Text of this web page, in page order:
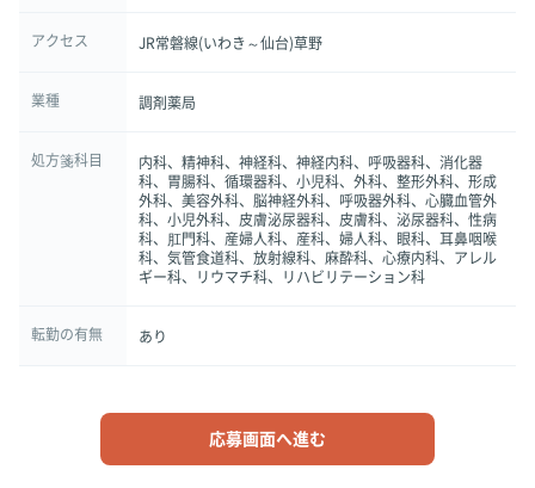
アクセス JR常磐線(いわき～仙台)草野
業種 調剤薬局
処方箋科目
内科、精神科、神経科、神経内科、呼吸器科、消化器
科、胃腸科、循環器科、小児科、外科、整形外科、形成
外科、美容外科、脳神経外科、呼吸器外科、心臓血管外
科、小児外科、皮膚泌尿器科、皮膚科、泌尿器科、性病
科、肛門科、産婦人科、産科、婦人科、眼科、耳鼻咽喉
科、気管食道科、放射線科、麻酔科、心療内科、アレル
ギー科、リウマチ科、リハビリテーション科
転勤の有無 あり
応募画面へ進む